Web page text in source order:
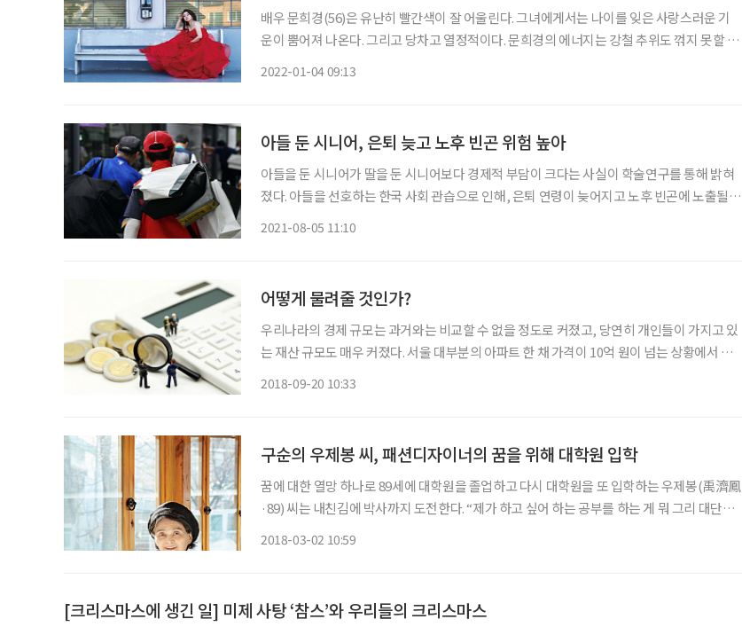
배우 문희경(56)은 유난히 빨간색이 잘 어울린다. 그녀에게서는 나이를 잊은 사랑스러운 기
운이 뿜어져 나온다. 그리고 당차고 열정적이다. 문희경의 에너지는 강철 추위도 꺾지 못할 정
2022-01-04 09:13
아들 둔 시니어, 은퇴 늦고 노후 빈곤 위험 높아
아들을 둔 시니어가 딸을 둔 시니어보다 경제적 부담이 크다는 사실이 학술연구를 통해 밝혀
졌다. 아들을 선호하는 한국 사회 관습으로 인해, 은퇴 연령이 늦어지고 노후 빈곤에 노출될
2021-08-05 11:10
어떻게 물려줄 것인가?
우리나라의 경제 규모는 과거와는 비교할 수 없을 정도로 커졌고, 당연히 개인들이 가지고 있
는 재산 규모도 매우 커졌다. 서울 대부분의 아파트 한 채 가격이 10억 원이 넘는 상황에서 과
2018-09-20 10:33
구순의 우제봉 씨, 패션디자이너의 꿈을 위해 대학원 입학
꿈에 대한 열망 하나로 89세에 대학원을 졸업하고 다시 대학원을 또 입학하는 우제봉(禹濟鳳
·89) 씨는 내친김에 박사까지 도전한다. “제가 하고 싶어 하는 공부를 하는 게 뭐 그리 대단한
2018-03-02 10:59
[크리스마스에 생긴 일] 미제 사탕 ‘참스’와 우리들의 크리스마스